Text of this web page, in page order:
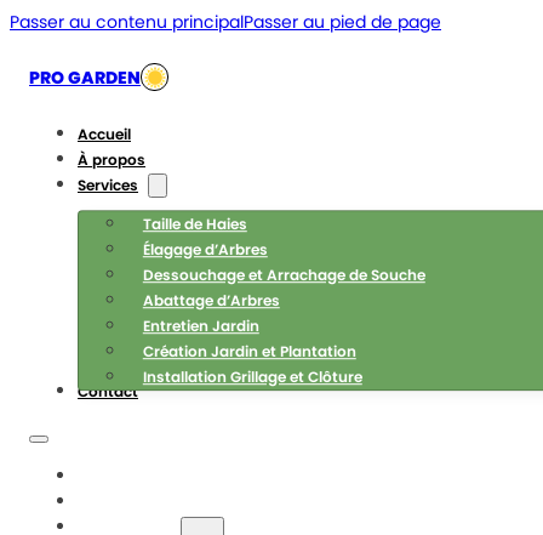
Passer au contenu principalPasser au pied de page
PRO GARDEN
Accueil
À propos
Services
Taille de Haies
Élagage d’Arbres
Dessouchage et Arrachage de Souche
Abattage d’Arbres
Entretien Jardin
Création Jardin et Plantation
Installation Grillage et Clôture
Contact